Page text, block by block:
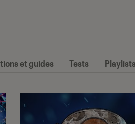
et guides Tests Playlists